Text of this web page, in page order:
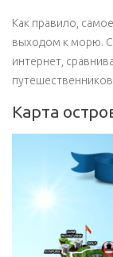
Как правило,
выходом к морю.
интернет,
Карта